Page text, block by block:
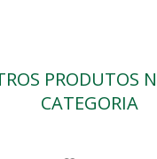
PRODUTOS
CATEGORIA